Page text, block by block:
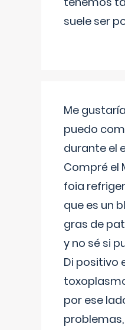
suele ser
Me
puedo
durante el
Compré el
foia
que es un
gras de
y no sé si
Di positivo
por ese